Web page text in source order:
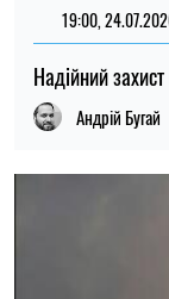
20:00,
Вчені нарешті
Микола Потика